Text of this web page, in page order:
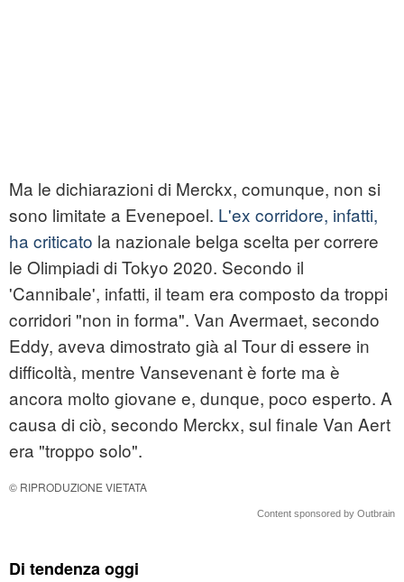
Ma le dichiarazioni di Merckx, comunque, non si
sono limitate a Evenepoel. L'ex corridore, infatti,
ha criticato la nazionale belga scelta per correre
le Olimpiadi di Tokyo 2020. Secondo il
'Cannibale', infatti, il team era composto da troppi
corridori "non in forma". Van Avermaet, secondo
Eddy, aveva dimostrato già al Tour di essere in
difficoltà, mentre Vansevenant è forte ma è
ancora molto giovane e, dunque, poco esperto. A
causa di ciò, secondo Merckx, sul finale Van Aert
era "troppo solo".
© RIPRODUZIONE VIETATA
Content sponsored by Outbrain
Di tendenza oggi